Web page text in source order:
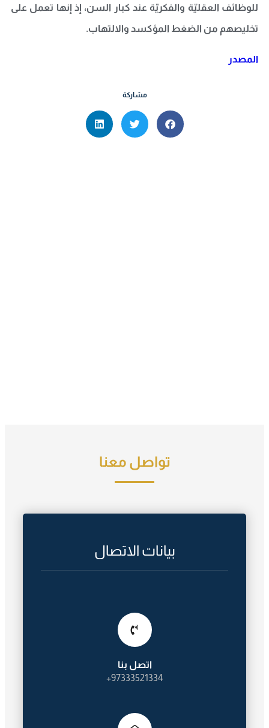
للوظائف العقليّة والفكريّة عند كبار السن، إذ إنها تعمل على
تخليصهم من الضغط المؤكسد والالتهاب.
المصدر
مشاركة
بيانات الاتصال
اتصل بنا
97333521334+
تواصل معنا